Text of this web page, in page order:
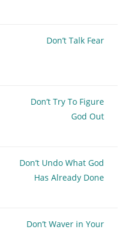
Don’t Talk Fear
Don’t Try To Figure
God Out
Don’t Undo What God
Has Already Done
Don’t Waver in Your